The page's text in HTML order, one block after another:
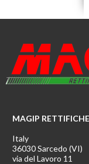
MAGIP
Italy
36030 Sarcedo (VI)
via del Lavoro 11